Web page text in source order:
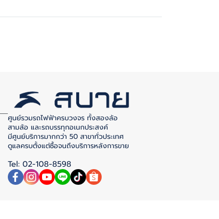
ศูนย์รวมรถไฟฟ้าครบวงจร ทั้งสองล้อ
สามล้อ และรถบรรทุกอเนกประสงค์
มีศูนย์บริการมากกว่า 50 สาขาทั่วประเทศ
ดูแลครบตั้งแต่ซื้อจนถึงบริการหลังการขาย
Tel: 02-108-8598